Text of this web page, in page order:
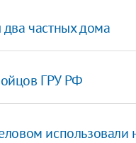
частных дома
ГРУ РФ
использовали